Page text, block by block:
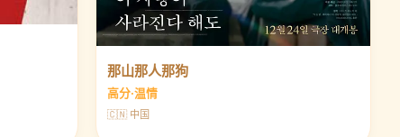
那山那人那狗
高分·温情
🇨🇳 中国